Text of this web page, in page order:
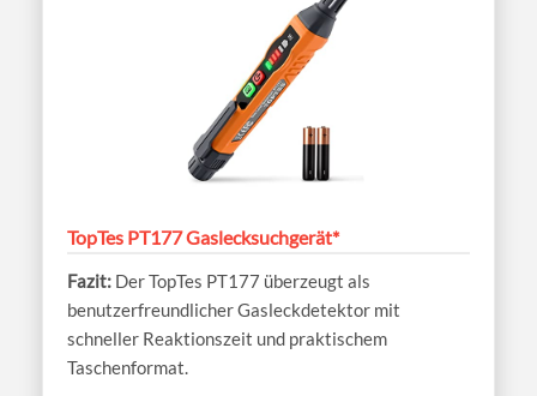
TopTes PT177 Gaslecksuchgerät*
Der TopTes PT177 überzeugt als
benutzerfreundlicher Gasleckdetektor mit
schneller Reaktionszeit und praktischem
Taschenformat.